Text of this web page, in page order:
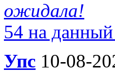
ожидала!
54 на
Упс 10-08-